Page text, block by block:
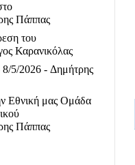
Πάππας
του
Καρανικόλας
8/5/2026 - Δημήτρης
Εθνική μας Ομάδα
Πάππας